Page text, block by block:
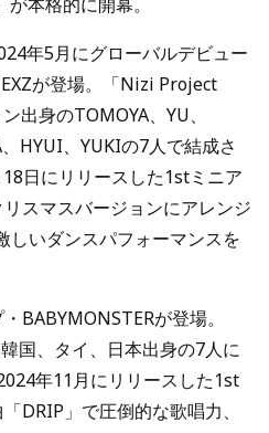
年5月にグローバルデビュー
が登場。「Nizi Project
出身のTOMOYA、YU、
HYUI、YUKIの7人で結成さ
日にリリースした1stミニア
スマスバージョンにアレンジ
しいダンスパフォーマンスを
BABYMONSTERが登場。
国、タイ、日本出身の7人に
年11月にリリースした1st
DRIP」で圧倒的な歌唱力、